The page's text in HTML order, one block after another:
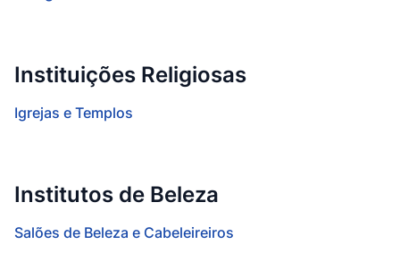
Instituições Religiosas
Igrejas e Templos
Institutos de Beleza
Salões de Beleza e Cabeleireiros